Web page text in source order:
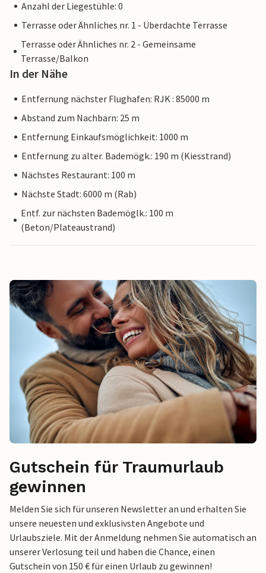
Anzahl der Liegestühle: 0
Terrasse oder Ähnliches nr. 1 - Überdachte Terrasse
Terrasse oder Ähnliches nr. 2 - Gemeinsame
Terrasse/Balkon
In der Nähe
Entfernung nächster Flughafen: RJK : 85000 m
Abstand zum Nachbarn: 25 m
Entfernung Einkaufsmöglichkeit: 1000 m
Entfernung zu alter. Bademögk.: 190 m (Kiesstrand)
Nächstes Restaurant: 100 m
Nächste Stadt: 6000 m (Rab)
Entf. zur nächsten Bademöglk.: 100 m
(Beton/Plateaustrand)
Gutschein für Traumurlaub
gewinnen
Melden Sie sich für unseren Newsletter an und erhalten Sie
unsere neuesten und exklusivsten Angebote und
Urlaubsziele. Mit der Anmeldung nehmen Sie automatisch an
unserer Verlosung teil und haben die Chance, einen
Gutschein von 150 € für einen Urlaub zu gewinnen!